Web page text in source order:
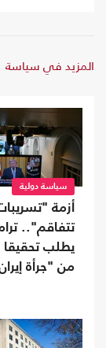
المزيد في سياسة
سياسة دولية
أزمة
تتفاقم"..
يطلب
من "جرأة